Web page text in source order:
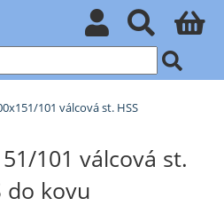
101 válcová st. HSS
101 válcová st.
do kovu